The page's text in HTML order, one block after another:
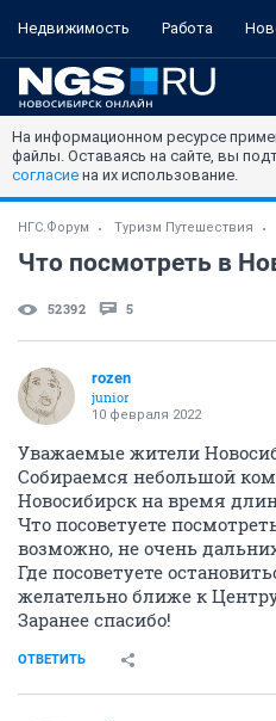
Недвижимость Работа
На информационном ресурсе
файлы. Оставаясь на сайте, вы
согласие на их использование.
НГС.Форум Туризм Путешествия
52392 5
rozen
junior
10 февраля 2022
Уважаемые жители
Собираемся небольшой
Новосибирск на время
Что посоветуете
возможно, не очень
Где посоветуете
желательно ближе к
Заранее спасибо!
ОТВЕТИТЬ